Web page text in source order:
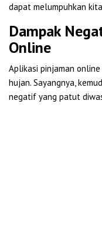
dapat melumpuhkan
Dampak
Online
Aplikasi pinjaman
hujan. Sayangnya,
negatif yang patut